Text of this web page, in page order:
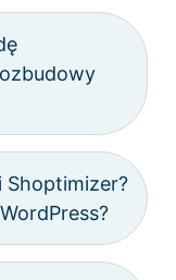
Shoptimizer?